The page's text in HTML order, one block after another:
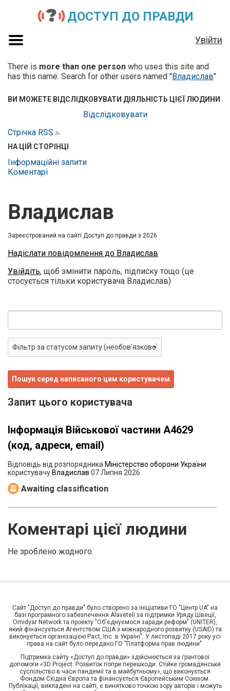
ДОСТУП ДО ПРАВДИ
Увійти
There is more than one person who uses this site and
has this name. Search for other users named "Владислав"
ВИ МОЖЕТЕ ВІДСЛІДКОВУВАТИ ДІЯЛЬНІСТЬ ЦІЄЇ ЛЮДИНИ
Відслідковувати
Стрічка RSS
НА ЦІЙ СТОРІНЦІ
Інформаційні запити
Коментарі
Владислав
Зареєстрований на сайті Доступ до правди з 2026
Надіслати повідомлення до Владислав
Увійдіть, щоб змінити пароль, підписку тощо (це
стосується тільки користувача Владислав)
Запит цього користувача
Інформація Військової частини А4629
(код, адреси, email)
Відповідь від розпорядника Міністерство оборони України
користувачуВладислав 07 Липня 2026
Awaiting classification
Коментарі цієї людини
Не зроблено жодного.
Сайт "Доступ до правди" було створено за ініціативи ГО "Центр UA" на
базі програмного забезпечення Alaveteli за підтримки Уряду Швеції,
Omidyar Network та проекту "Об'єднуємося заради реформ" (UNITER),
який фінансується Агентством США з міжнародного розвитку (USAID) та
виконується організацією Pact, Inc. в Україні". У листопаді 2017 року усі
права на сайт було передано ГО "Платформа прав людини".
Підтримка сайту «Доступ до правди» здійснюється за грантової
допомоги «3D Project: Розвиток попри перешкоди. Стійке громадянське
суспільство в часи пандемії та в майбутньому», що виконується
Фондом Східна Європа та фінансується Європейським Союзом.
Публікації, викладені на сайті, є винятково точкою зору авторів і можуть